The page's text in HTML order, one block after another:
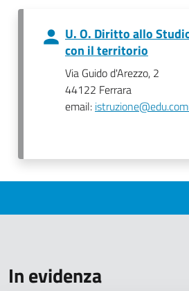
U. O. Diritto allo
con il territorio
Via Guido d'Arezzo, 2
44122 Ferrara
email:
In evidenza